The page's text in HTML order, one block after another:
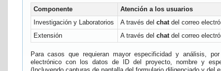
Componente
Atención a los usuarios
Investigación y Laboratorios
A través del chatdel correo
Extensión
A través del chatdel correo
Para casos que requieran mayor especificidad y análisis,
electrónico con los datos de ID del proyecto, nombre y